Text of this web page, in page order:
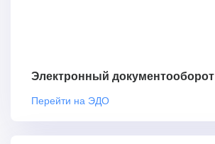
Электронный документооборот
Перейти на ЭДО